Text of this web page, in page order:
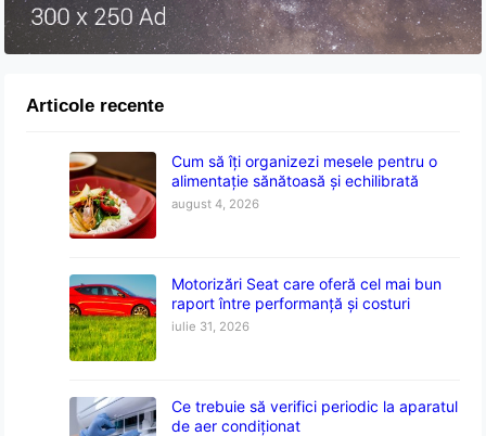
Articole recente
Cum să îți organizezi mesele pentru o
alimentație sănătoasă și echilibrată
august 4, 2026
Motorizări Seat care oferă cel mai bun
raport între performanță și costuri
iulie 31, 2026
Ce trebuie să verifici periodic la aparatul
de aer condiționat